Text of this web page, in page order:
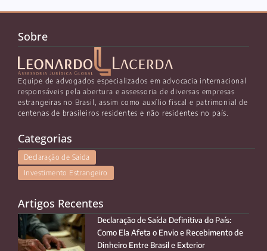
Sobre
Equipe de advogados especializados em advocacia internacional
responsáveis pela abertura e assessoria de diversas empresas
estrangeiras no Brasil, assim como auxílio fiscal e patrimonial de
centenas de brasileiros residentes e não residentes no país.
Categorias
Declaração de Saída
Investimento Estrangeiro
Artigos Recentes
Declaração de Saída Definitiva do País:
Como Ela Afeta o Envio e Recebimento de
Dinheiro Entre Brasil e Exterior